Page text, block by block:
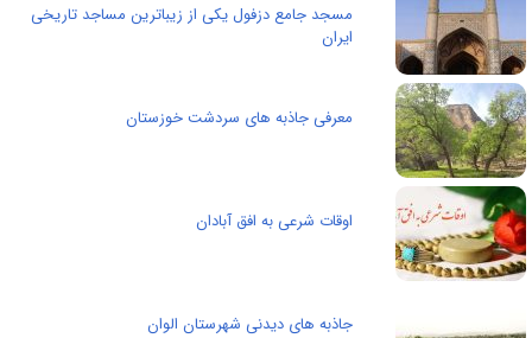
مسجد جامع دزفول یکی از زیباترین مساجد تاریخی
ایران
معرفی جاذبه های سردشت خوزستان
اوقات شرعی به افق آبادان
جاذبه های دیدنی شهرستان الوان